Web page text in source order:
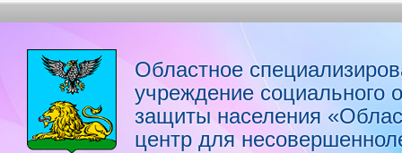
Областное
учреждение социального
защиты населения
центр для